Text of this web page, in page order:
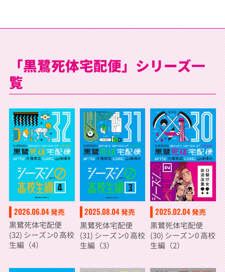
「黒鷺死体宅配便」シリーズ一
覧
2026.06.04発売
黒鷺死体宅配便
(32) シーズン0 高校
生編（4）
2025.08.04発売
黒鷺死体宅配便
(31) シーズン0 高校
生編（3）
2025.02.04発売
黒鷺死体宅配便
(30) シーズン0 高校
生編（2）